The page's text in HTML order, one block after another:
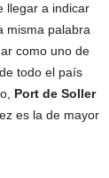
llegar a indicar
misma palabra
como uno de
todo el país
Port de Soller
es la de mayor